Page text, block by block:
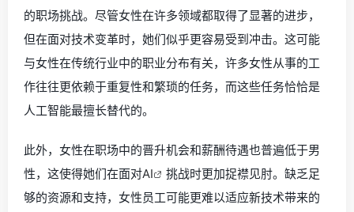
的职场挑战。尽管女性在许多领域都取得了显著的进步，
但在面对技术变革时，她们似乎更容易受到冲击。这可能
与女性在传统行业中的职业分布有关，许多女性从事的工
作往往更依赖于重复性和繁琐的任务，而这些任务恰恰是
人工智能最擅长替代的。
此外，女性在职场中的晋升机会和薪酬待遇也普遍低于男
性，这使得她们在面对AI
挑战时更加捉襟见肘。缺乏足
够的资源和支持，女性员工可能更难以适应新技术带来的